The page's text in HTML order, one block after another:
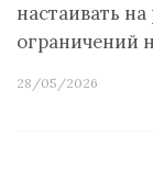
настаивать
ограничений
28/05/2026